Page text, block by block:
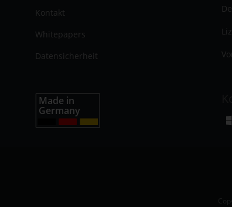
Kontakt
Whitepapers
Datensicherheit